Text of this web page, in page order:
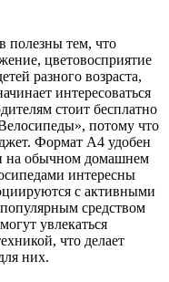
полезны тем, что
цветовосприятие
разного возраста,
интересоваться
стоит бесплатно
потому что
Формат A4 удобен
на обычном домашнем
интересны
с активными
средством
увлекаться
что делает
них.